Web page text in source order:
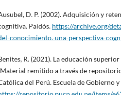
D. P. (2002). Adquisición y
Paidós. https://archive.org/
conocimiento.-una-perspectiva-
R. (2021). La educación
remitido a través de
del Perú. Escuela de Gobierno